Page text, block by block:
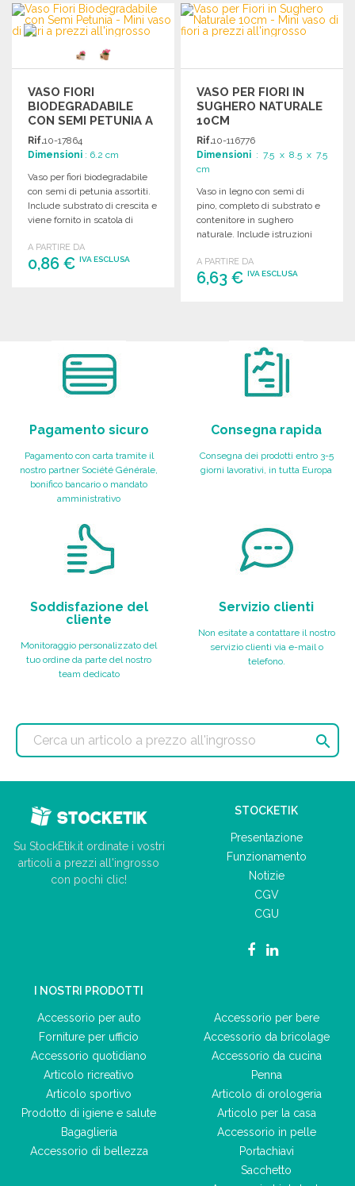
ORDINARE
Richiedi un preventivo
Richiedi un preventivo
VASO FIORI
BIODEGRADABILE
CON SEMI PETUNIA A
PREZZI
ALL'INGROSSO
Rif.10-17864
Dimensioni : 6.2 cm
Vaso per fiori biodegradabile
con semi di petunia assortiti.
Include substrato di crescita e
viene fornito in scatola di
A PARTIRE DA
0,86 € IVA ESCLUSA
VASO PER FIORI IN
SUGHERO NATURALE
10CM
Rif.10-116776
Dimensioni : 7.5 x 8.5 x 7.5
cm
Vaso in legno con semi di
pino, completo di substrato e
contenitore in sughero
naturale. Include istruzioni
A PARTIRE DA
6,63 € IVA ESCLUSA
Pagamento sicuro
Pagamento con carta tramite il
nostro partner Société Générale,
bonifico bancario o mandato
amministrativo
Consegna rapida
Consegna dei prodotti entro 3-5
giorni lavorativi, in tutta Europa
Soddisfazione del
cliente
Monitoraggio personalizzato del
tuo ordine da parte del nostro
team dedicato
Servizio clienti
Non esitate a contattare il nostro
servizio clienti via e-mail o
telefono.

Su StockEtik.it ordinate i vostri
articoli a prezzi all'ingrosso
con pochi clic!
STOCKETIK
Presentazione
Funzionamento
Notizie
CGV
CGU
I NOSTRI PRODOTTI
Accessorio per auto
Forniture per ufficio
Accessorio quotidiano
Articolo ricreativo
Articolo sportivo
Prodotto di igiene e salute
Bagaglieria
Accessorio di bellezza
Accessorio per bere
Accessorio da bricolage
Accessorio da cucina
Penna
Articolo di orologeria
Articolo per la casa
Accessorio in pelle
Portachiavi
Sacchetto